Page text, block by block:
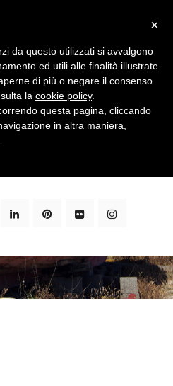
blog: community #1 in
×
da questo utilizzati si avvalgono
ed utili alle finalità illustrate
di più o negare il consenso
la cookie policy.
questa pagina, cliccando
in altra maniera,